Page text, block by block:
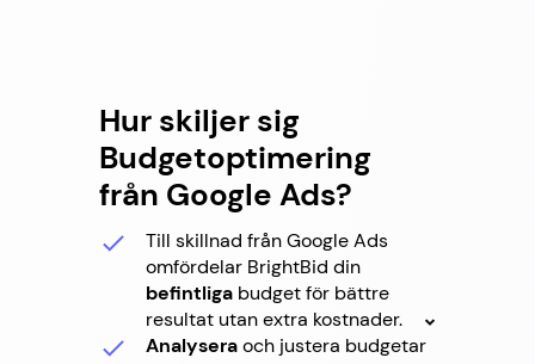
Hur skiljer sig
Budgetoptimering
från Google Ads?
Till skillnad från Google Ads
omfördelar BrightBid din
befintliga budget för bättre
resultat utan extra kostnader.
Analyseraoch justera budgetar